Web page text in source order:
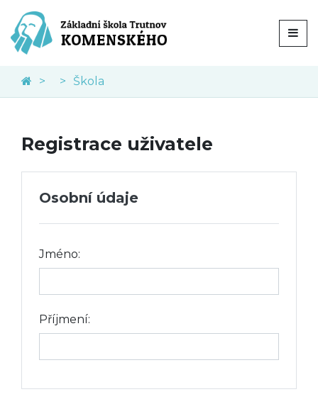
Škola
Registrace uživatele
Osobní údaje
Jméno:
Příjmení: